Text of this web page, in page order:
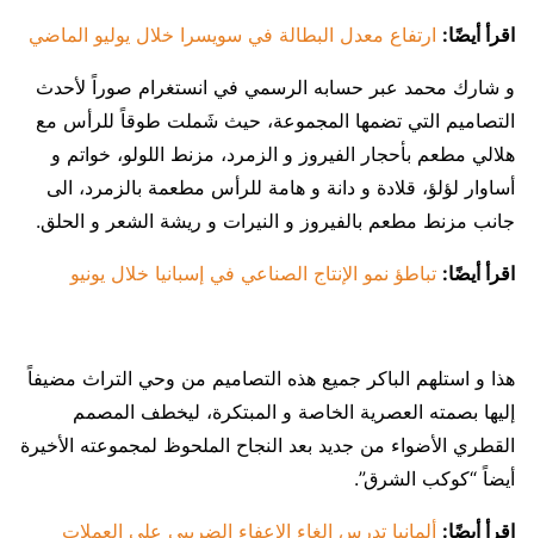
اقرأ أيضًا: ارتفاع معدل البطالة في سويسرا خلال يوليو الماضي
و شارك محمد عبر حسابه الرسمي في انستغرام صوراً لأحدث
التصاميم التي تضمها المجموعة، حيث شَملت طوقاً للرأس مع
هلالي مطعم بأحجار الفيروز و الزمرد، مزنط اللولو، خواتم و
أساوار لؤلؤ، قلادة و دانة و هامة للرأس مطعمة بالزمرد، الى
جانب مزنط مطعم بالفيروز و النيرات و ريشة الشعر و الحلق.
اقرأ أيضًا: تباطؤ نمو الإنتاج الصناعي في إسبانيا خلال يونيو
هذا و استلهم الباكر جميع هذه التصاميم من وحي التراث مضيفاً
إليها بصمته العصرية الخاصة و المبتكرة، ليخطف المصمم
القطري الأضواء من جديد بعد النجاح الملحوظ لمجموعته الأخيرة
أيضاً “كوكب الشرق”.
اقرأ أيضًا: ألمانيا تدرس إلغاء الإعفاء الضريبي على العملات